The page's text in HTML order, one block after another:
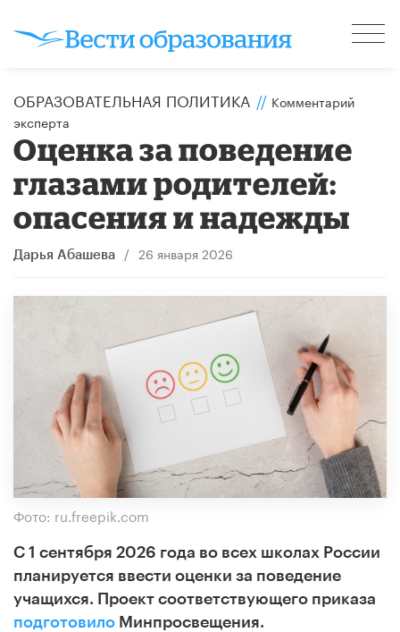
ОБРАЗОВАТЕЛЬНАЯ ПОЛИТИКА // Комментарий
эксперта
Оценка за поведение
глазами родителей:
опасения и надежды
Дарья Абашева / 26 января 2026
Фото: ru.freepik.com
С 1 сентября 2026 года во всех школах России
планируется ввести оценки за поведение
учащихся. Проект соответствующего приказа
подготовило Минпросвещения.